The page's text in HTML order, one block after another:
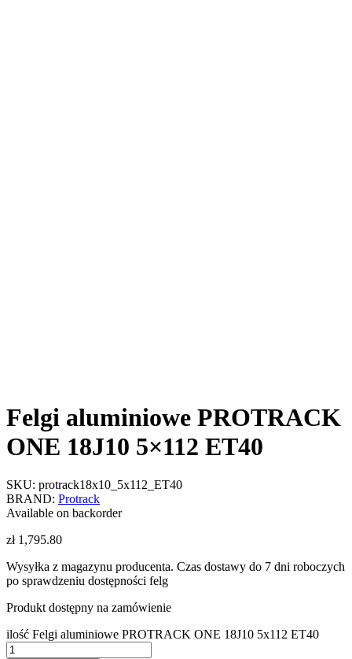
Felgi aluminiowe PROTRACK
ONE 18J10 5×112 ET40
SKU: protrack18x10_5x112_ET40
BRAND: Protrack
Available on backorder
zł1,795.80
Wysyłka z magazynu producenta. Czas dostawy do 7 dni roboczych
po sprawdzeniu dostępności felg
Produkt dostępny na zamówienie
ilość Felgi aluminiowe PROTRACK ONE 18J10 5x112 ET40